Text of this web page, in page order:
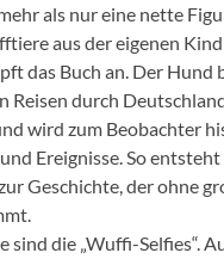
als nur eine nette
aus der eige­nen
das Buch an. Der Hund
Reisen durch
wird zum Beobachter
Ereignisse. So
Geschichte, der ohne
sind die „Wuf­fi-Self­ies“.